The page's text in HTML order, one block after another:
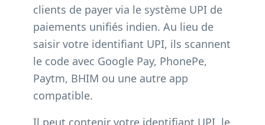
clients de payer via le système UPI de
paiements unifiés indien. Au lieu de
saisir votre identifiant UPI, ils scannent
le code avec Google Pay, PhonePe,
Paytm, BHIM ou une autre app
compatible.
Il peut contenir votre identifiant UPI, le